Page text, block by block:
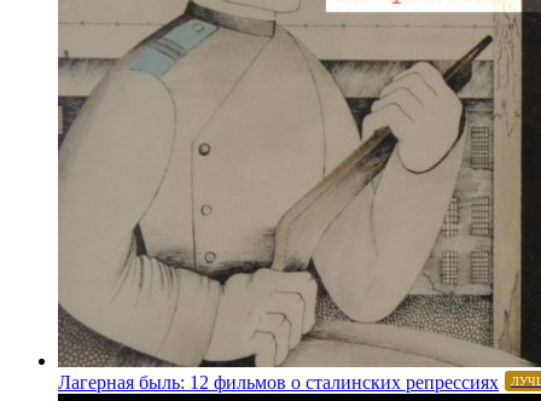
Лагерная быль: 12 фильмов о сталинских репрессиях